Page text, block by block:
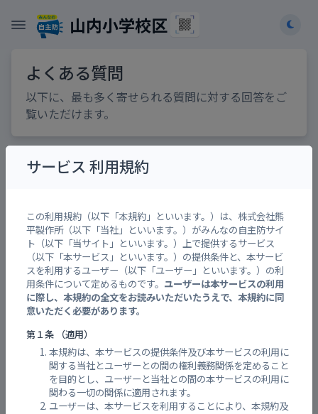
山内小学校区
サービス 利用規約
この利用規約（以下「本規約」といいます。）は、株式会社熊
平製作所（以下「当社」といいます。）がみんなの自主防サイ
ト（以下「当サイト」といいます。）上で提供するサービス
（以下「本サービス」といいます。）の提供条件と、本サービ
スを利用するユーザー（以下「ユーザー」といいます。）の利
用条件について定めるものです。 ユーザーは本サービスの利用
に際し、本規約の全文をお読みいただいたうえで、本規約に同
意いただく必要があります。
第１条 （適用）
本規約は、本サービスの提供条件及び本サービスの利用に
関する当社とユーザーとの間の権利義務関係を定めること
を目的とし、ユーザーと当社との間の本サービスの利用に
関わる一切の関係に適用されます。
ユーザーは、本サービスを利用することにより、本規約及
よくある質問
以下に、最も多く寄せられる質問に対する回答をご
覧いただけます。
みんなの自主防とは？
みんなの自主防に簡単にアクセスするに
は？
各地区のトップページを簡単に他の人へ
共有するには？
広報用のチラシのフォーマットはある？
運営している会社、部署は？
推奨ブラウザについて